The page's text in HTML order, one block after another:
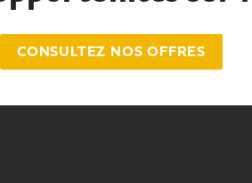
CONSULTEZ NOS OFFRES